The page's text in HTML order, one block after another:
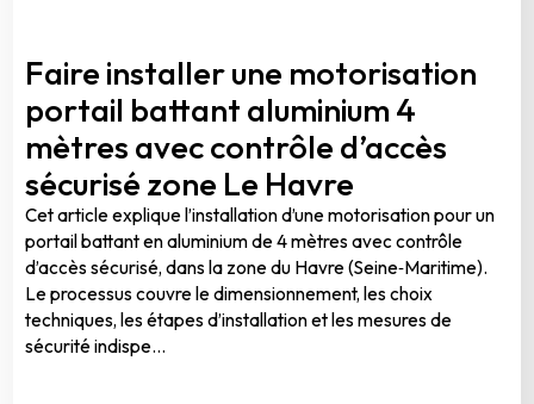
Faire installer une motorisation
portail battant aluminium 4
mètres avec contrôle d’accès
sécurisé zone Le Havre
Cet article explique l’installation d’une motorisation pour un
portail battant en aluminium de 4 mètres avec contrôle
d’accès sécurisé, dans la zone du Havre (Seine‑Maritime).
Le processus couvre le dimensionnement, les choix
techniques, les étapes d’installation et les mesures de
sécurité indispe...